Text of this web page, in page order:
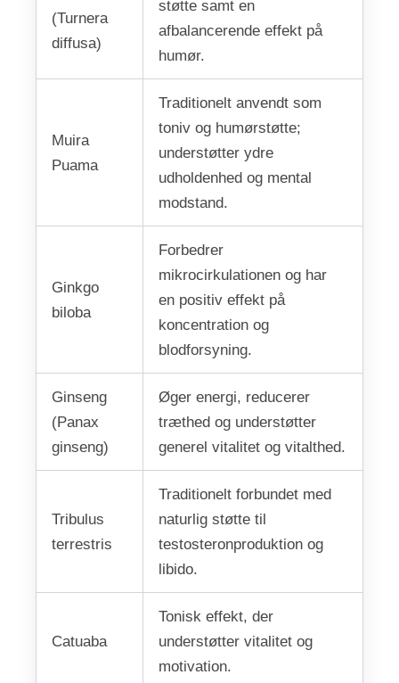
(Turnera
diffusa)
støtte samt en
afbalancerende effekt på
humør.
Muira
Puama
Traditionelt anvendt som
toniv og humørstøtte;
understøtter ydre
udholdenhed og mental
modstand.
Ginkgo
biloba
Forbedrer
mikrocirkulationen og har
en positiv effekt på
koncentration og
blodforsyning.
Ginseng
(Panax
ginseng)
Øger energi, reducerer
træthed og understøtter
generel vitalitet og vitalthed.
Tribulus
terrestris
Traditionelt forbundet med
naturlig støtte til
testosteronproduktion og
libido.
Catuaba
Tonisk effekt, der
understøtter vitalitet og
motivation.